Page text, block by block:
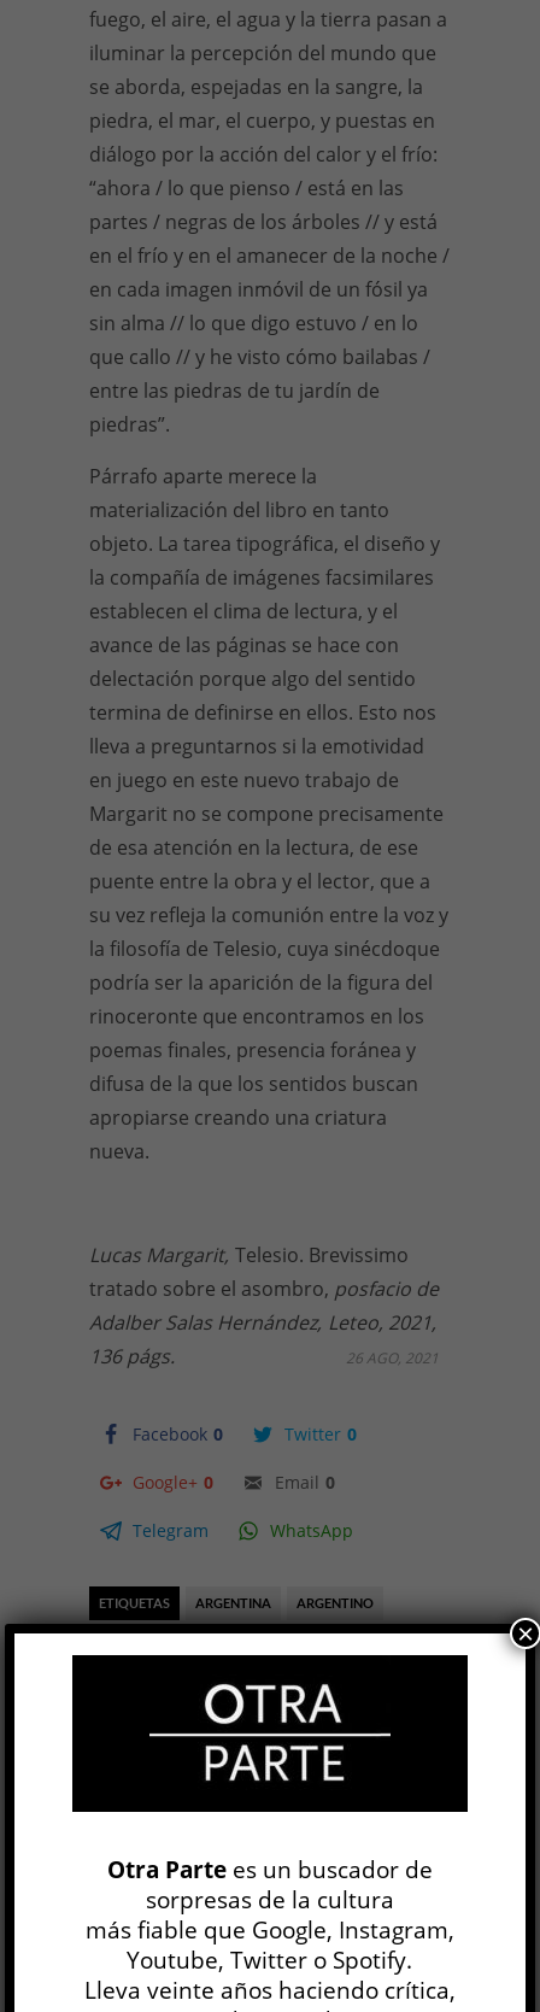
fuego, el aire, el agua y la tierra pasan a
iluminar la percepción del mundo que
se aborda, espejadas en la sangre, la
piedra, el mar, el cuerpo, y puestas en
diálogo por la acción del calor y el frío:
“ahora / lo que pienso / está en las
partes / negras de los árboles // y está
en el frío y en el amanecer de la noche /
en cada imagen inmóvil de un fósil ya
sin alma // lo que digo estuvo / en lo
que callo // y he visto cómo bailabas /
entre las piedras de tu jardín de
piedras”.
Párrafo aparte merece la
materialización del libro en tanto
objeto. La tarea tipográfica, el diseño y
la compañía de imágenes facsimilares
establecen el clima de lectura, y el
avance de las páginas se hace con
delectación porque algo del sentido
termina de definirse en ellos. Esto nos
lleva a preguntarnos si la emotividad
en juego en este nuevo trabajo de
Margarit no se compone precisamente
de esa atención en la lectura, de ese
puente entre la obra y el lector, que a
su vez refleja la comunión entre la voz y
la filosofía de Telesio, cuya sinécdoque
podría ser la aparición de la figura del
rinoceronte que encontramos en los
poemas finales, presencia foránea y
difusa de la que los sentidos buscan
apropiarse creando una criatura
nueva.
Lucas Margarit, Telesio. Brevissimo
tratado sobre el asombro, posfacio de
Adalber Salas Hernández, Leteo, 2021,
136 págs.
Facebook 0 Twitter 0
Google+ 0 Email 0
Telegram WhatsApp
26 AGO, 2021
ETIQUETAS ARGENTINA ARGENTINO
POESÍA ARGENTINA CONTEMPORÁNEA
Diario de familia
Gabriela Bejerman
6 AGO
Las escrituras del yo han ido en los últimos años
hasta el borde: bordes del psiquismo, bordes de
los cuerpos, ahí donde la palabra pudor suena
como...
Otra Partees un buscador de
sorpresas de la cultura
más fiable que Google, Instagram,
Youtube, Twitter o Spotify.
Lleva veinte años haciendo crítica,
×